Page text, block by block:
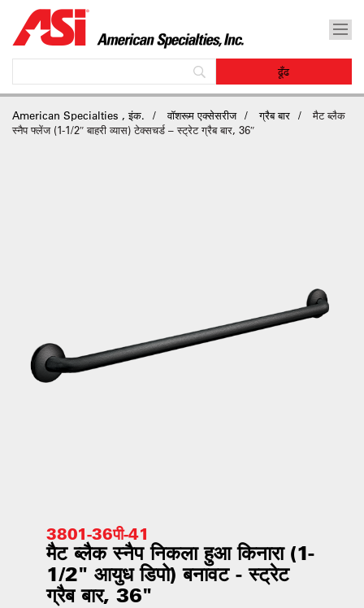
American Specialties , इंक. वॉशरूम एक्सेसरीज ग्रैब बार
मैट ब्लैक
स्नैप फ्लेंज (1-1/2″ बाहरी व्यास) टेक्सचर्ड – स्ट्रेट ग्रैब बार, 36″
3801-36पी-41
मैट ब्लैक स्नैप निकला हुआ किनारा (1-
1/2" आयुध डिपो) बनावट - स्ट्रेट
ग्रैब बार, 36"